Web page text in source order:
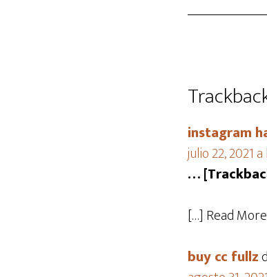
instagram
julio 22, 2021
…
[…] Read
buy cc fullz